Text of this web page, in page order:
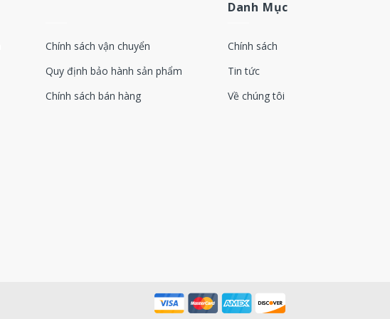
2902016100（without blow off valve）
2901050301
2901146300（without blow off valve）
Chính sách vận chuyển
Quy định bảo hành sản phẩm
Chính sách bán hàng
Danh Mục
Chính sách
Tin tức
Về chúng tôi